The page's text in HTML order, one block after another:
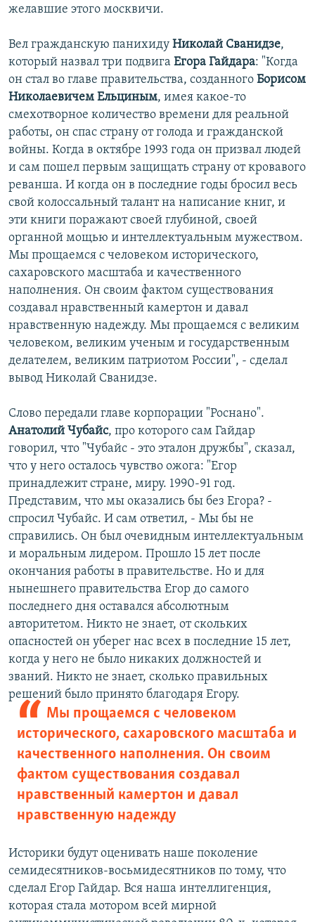
желавшие этого москвичи.
Вел гражданскую панихиду Николай Сванидзе,
который назвал три подвига Егора Гайдара: "Когда
он стал во главе правительства, созданного Борисом
Николаевичем Ельциным, имея какое-то
смехотворное количество времени для реальной
работы, он спас страну от голода и гражданской
войны. Когда в октябре 1993 года он призвал людей
и сам пошел первым защищать страну от кровавого
реванша. И когда он в последние годы бросил весь
свой колоссальный талант на написание книг, и
эти книги поражают своей глубиной, своей
органной мощью и интеллектуальным мужеством.
Мы прощаемся с человеком исторического,
сахаровского масштаба и качественного
наполнения. Он своим фактом существования
создавал нравственный камертон и давал
нравственную надежду. Мы прощаемся с великим
человеком, великим ученым и государственным
делателем, великим патриотом России", - сделал
вывод Николай Сванидзе.
Слово передали главе корпорации "Роснано".
Анатолий Чубайс, про которого сам Гайдар
говорил, что "Чубайс - это эталон дружбы", сказал,
что у него осталось чувство ожога: "Егор
принадлежит стране, миру. 1990-91 год.
Представим, что мы оказались бы без Егора? -
спросил Чубайс. И сам ответил, - Мы бы не
справились. Он был очевидным интеллектуальным
и моральным лидером. Прошло 15 лет после
окончания работы в правительстве. Но и для
нынешнего правительства Егор до самого
последнего дня оставался абсолютным
авторитетом. Никто не знает, от скольких
опасностей он уберег нас всех в последние 15 лет,
когда у него не было никаких должностей и
званий. Никто не знает, сколько правильных
решений было принято благодаря Егору.
Мы прощаемся с человеком
исторического, сахаровского масштаба и
качественного наполнения. Он своим
фактом существования создавал
нравственный камертон и давал
нравственную надежду
Историки будут оценивать наше поколение
семидесятников-восьмидесятников по тому, что
сделал Егор Гайдар. Вся наша интеллигенция,
которая стала мотором всей мирной